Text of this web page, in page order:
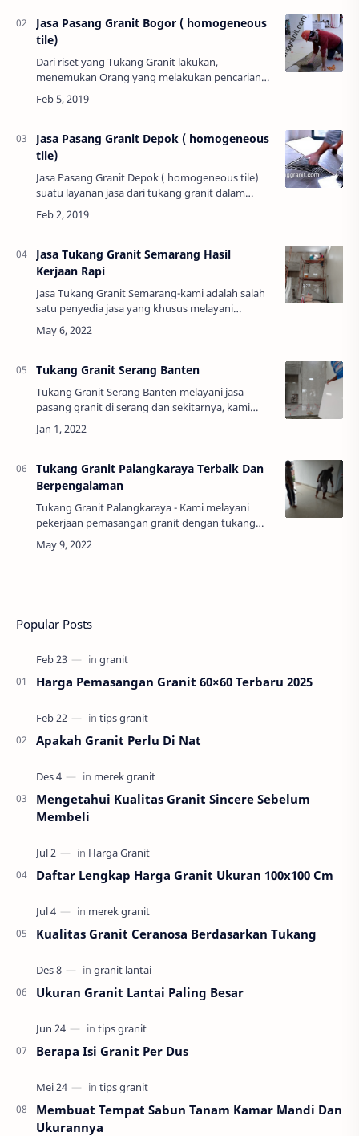
Jasa Pasang Granit Bogor ( homogeneous
tile)
Dari riset yang Tukang Granit lakukan,
menemukan Orang yang melakukan pencarian
dengan keyword "Jasa Pasang Granit Bogor"
menunjukkan begitu banyak hasil, dan itu artinya
Jasa Pasang Granit Depok ( homogeneous
tile)
Jasa Pasang Granit Depok ( homogeneous tile)
suatu layanan jasa dari tukang granit dalam
sektor pekerjaan pemasangan granit yang
ditujukan untuk masyarakat depok yang sedang
Jasa Tukang Granit Semarang Hasil
Kerjaan Rapi
Jasa Tukang Granit Semarang-kami adalah salah
satu penyedia jasa yang khusus melayani
pemasangan granit lantai, pemasangan granit
dinding, kamar mandi serta meja dapur di
Tukang Granit Serang Banten
Tukang Granit Serang Banten melayani jasa
pasang granit di serang dan sekitarnya, kami
hadir untuk menjawab kebutuhan masyarakat
serang dalam memenuhi jasa pasang granit di
Tukang Granit Palangkaraya Terbaik Dan
Berpengalaman
Tukang Granit Palangkaraya - Kami melayani
pekerjaan pemasangan granit dengan tukang
terbaik dan berpengalaman di kota Palangkaraya
dan sekitarnya.Tukanggranit.com berharap
Popular Posts
Harga Pemasangan Granit 60×60 Terbaru 2025
Apakah Granit Perlu Di Nat
Mengetahui Kualitas Granit Sincere Sebelum
Membeli
Daftar Lengkap Harga Granit Ukuran 100x100 Cm
Kualitas Granit Ceranosa Berdasarkan Tukang
Ukuran Granit Lantai Paling Besar
Berapa Isi Granit Per Dus
Membuat Tempat Sabun Tanam Kamar Mandi Dan
Ukurannya